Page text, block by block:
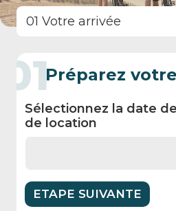
01Préparez
Sélectionnez la date
de location